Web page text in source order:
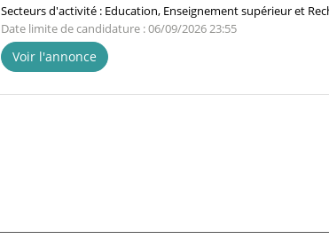
Secteurs d'activité : Education, Enseignement supérieur et
Date limite de candidature : 06/09/2026 23:55
Voir l'annonce